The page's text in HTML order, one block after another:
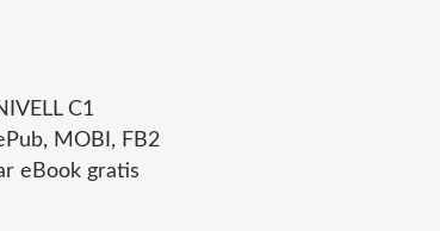
C1
MOBI, FB2
eBook gratis